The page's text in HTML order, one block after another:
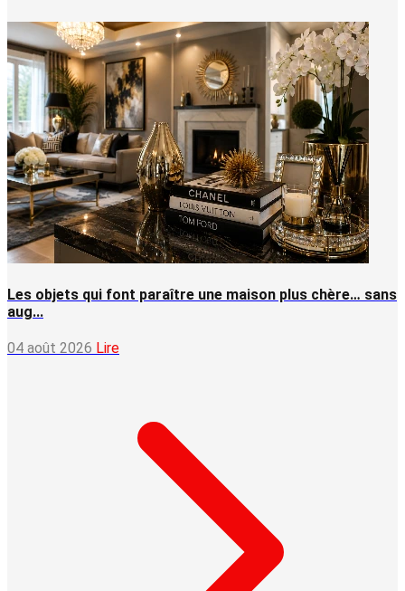
Les objets qui font paraître une maison plus chère… sans
aug...
04 août 2026 Lire